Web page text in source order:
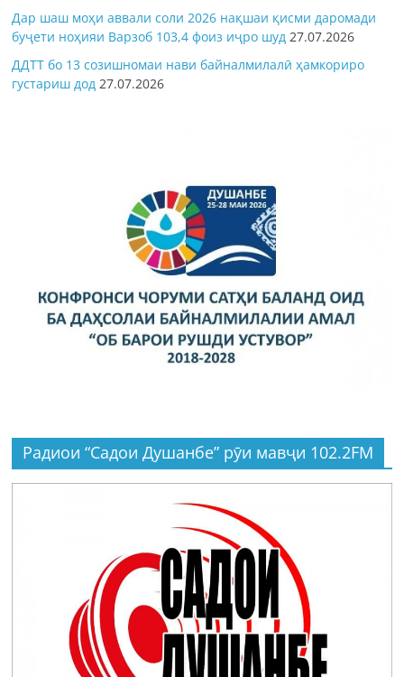
Дар шаш моҳи аввали соли 2026 нақшаи қисми даромади
буҷети ноҳияи Варзоб 103,4 фоиз иҷро шуд 27.07.2026
ДДТТ бо 13 созишномаи нави байналмилалӣ ҳамкориро
густариш дод 27.07.2026
Радиои “Садои Душанбе” рӯи мавҷи 102.2FM